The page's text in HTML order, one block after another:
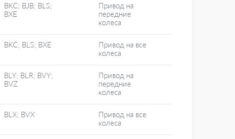
BKC; BJB; BLS;
BXE
Привод на
передние
колеса
BKC; BLS; BXE
Привод на все
колеса
BLY; BLR; BVY;
BVZ
Привод на
передние
колеса
BLX; BVX
Привод на все
колеса